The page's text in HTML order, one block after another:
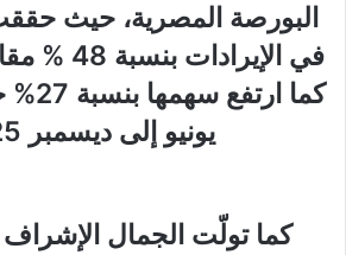
البورصة المصرية، حيث
في الإيرادات بنسبة 48
%
كما ارتفع سهمها بنسبة 27
%
يونيو إلى ديسمبر
كما تولّت الجمال